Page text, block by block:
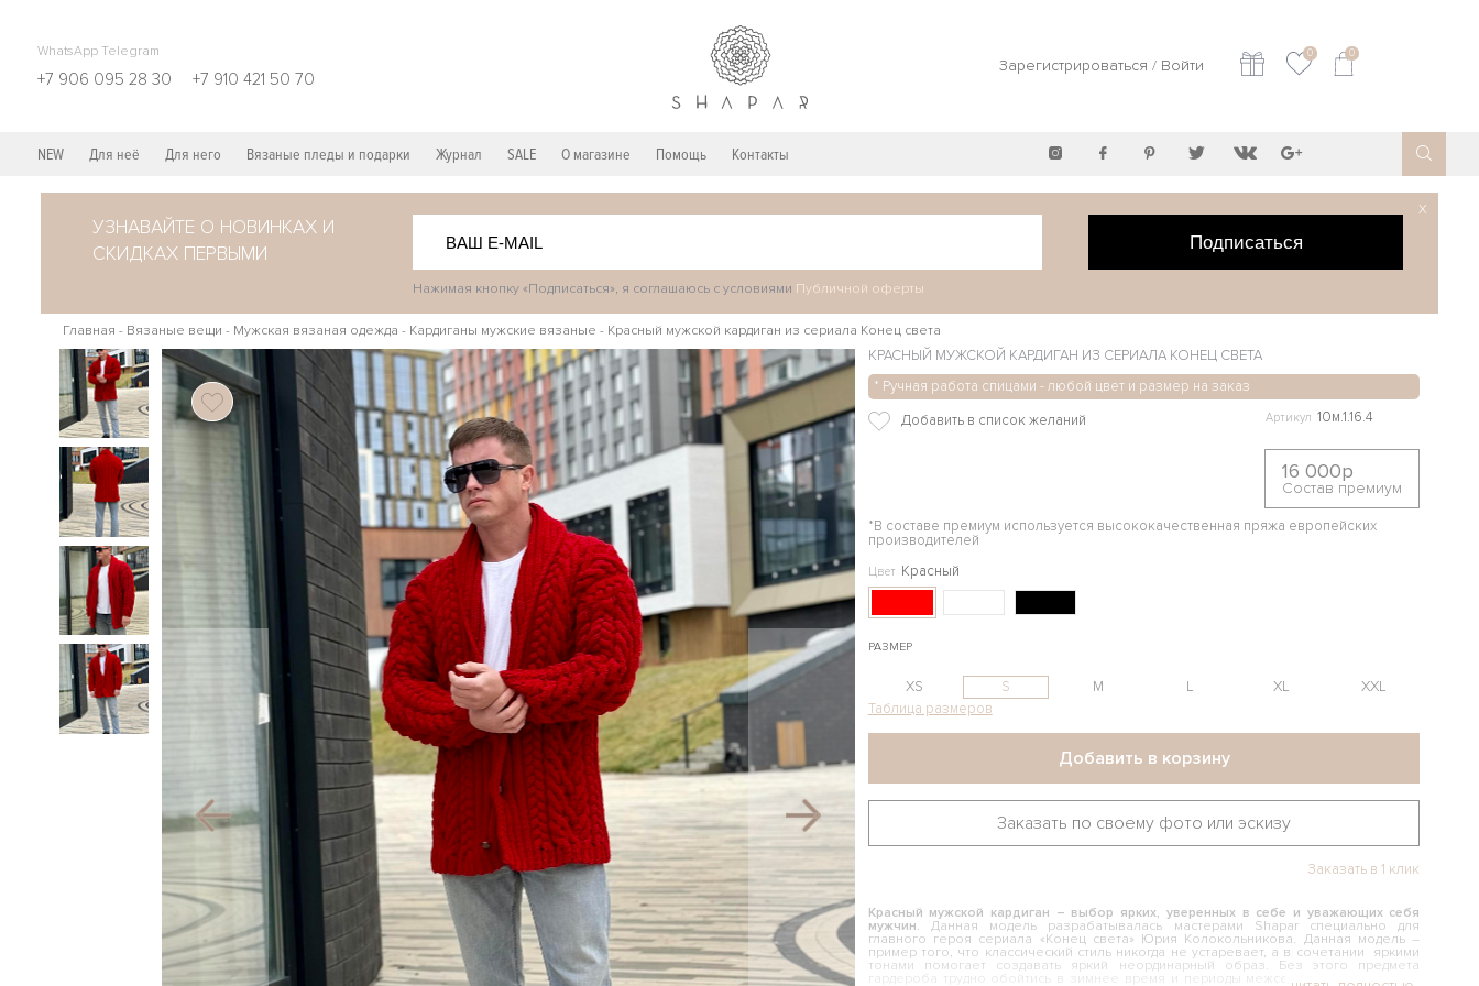
WhatsApp Telegram
+7 906 095 28 30 +7 910 421 50 70
Зарегистрироваться / Войти
0 0
NEW Для неё Для него Вязаные пледы и подарки Журнал SALE О магазине Помощь Контакты
УЗНАВАЙТЕ О НОВИНКАХ И
СКИДКАХ ПЕРВЫМИ
Подписаться
X
Нажимая кнопку «Подписаться», я соглашаюсь с условиями Публичной оферты
Главная - Вязаные вещи - Мужская вязаная одежда - Кардиганы мужские вязаные - Красный мужской кардиган из сериала Конец света
122
КРАСНЫЙ МУЖСКОЙ КАРДИГАН ИЗ СЕРИАЛА КОНЕЦ СВЕТА
* Ручная работа спицами - любой цвет и размер на заказ
Артикул 10м.1.16.4
16 000р
Состав премиум
*В составе премиум используется высококачественная пряжа европейских
производителей
Цвет Красный
РАЗМЕР
XS S M L XL
XXL
Таблица размеров
Добавить в корзину
Заказать по своему фото или эскизу
Заказать в 1 клик
Красный мужской кардиган – выбор ярких, уверенных в себе и уважающих себя
мужчин. Данная модель разрабатывалась мастерами Shapar специально для
главного героя сериала «Конец света» Юрия Колокольникова. Данная модель –
пример того, что классический стиль никогда не устаревает, а в сочетании яркими
тонами помогает создавать яркий неординарный образ. Без этого предмета
гардероба трудно обойтись в зимнее время и периоды межсезонья. Сдержанный